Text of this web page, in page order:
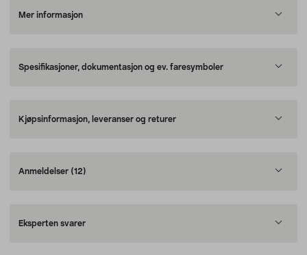
Mer informasjon
Spesifikasjoner, dokumentasjon og ev. faresymboler
Kjøpsinformasjon, leveranser og returer
Anmeldelser (12)
Eksperten svarer